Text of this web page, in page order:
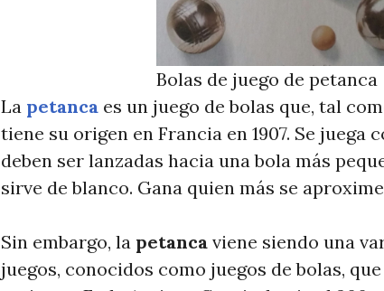
Bolas de juego de petanca
La petanca es un juego de bolas que, tal
tiene su origen en Francia en 1907. Se juega
deben ser lanzadas hacia una bola más
sirve de blanco. Gana quien más se
Sin embargo, la petanca viene siendo una
juegos, conocidos como juegos de bolas,